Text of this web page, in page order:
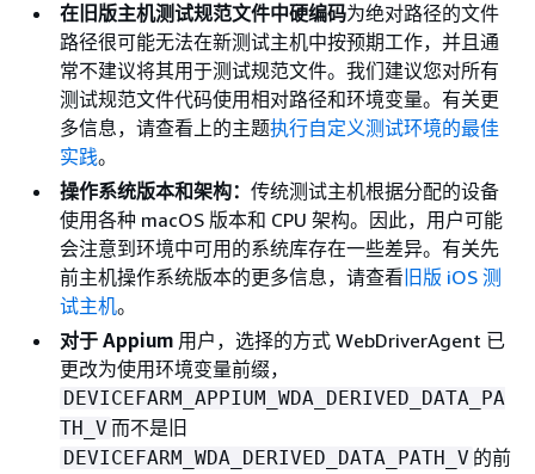
在旧版主机测试规范文件中硬编码为绝对路径的文件
路径很可能无法在新测试主机中按预期工作，并且通
常不建议将其用于测试规范文件。我们建议您对所有
测试规范文件代码使用相对路径和环境变量。有关更
多信息，请查看上的主题执行自定义测试环境的最佳
实践。
操作系统版本和架构： 传统测试主机根据分配的设备
使用各种 macOS 版本和 CPU 架构。因此，用户可能
会注意到环境中可用的系统库存在一些差异。有关先
前主机操作系统版本的更多信息，请查看 旧版 iOS 测
试主机。
对于 Appium 用户，选择的方式 WebDriverAgent 已
更改为使用环境变量前缀，
DEVICEFARM_APPIUM_WDA_DERIVED_DATA_PA
TH_V 而不是旧
DEVICEFARM_WDA_DERIVED_DATA_PATH_V 的前